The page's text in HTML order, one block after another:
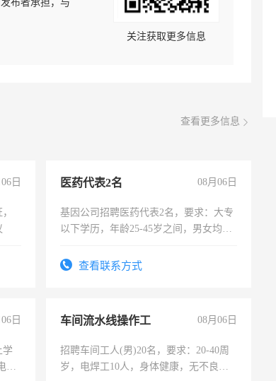
布者承担，与
关注获取更多信息
查看更多信息
日 医药代表2名 08月06日
基因公司招聘医药代表2名，要求：大专
以下学历，年龄25-45岁之间，男女均
表或者有医学资质的优先，底薪+绩效，
查看联系方式
日
学
脑
车间流水线操作工 08月06日
招聘车间工人(男)20名，要求：20-40周
岁，电焊工10人，身体健康，无不良嗜